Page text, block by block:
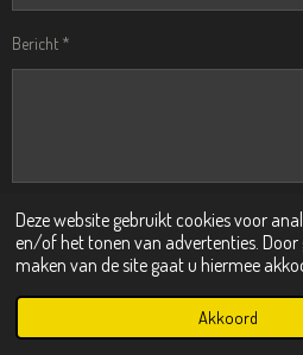
Deze website gebruikt cookies voor
en/of het tonen van advertenties. Door
maken van de site gaat u hiermee
Akkoord
Bericht *
VERSTUUR REACTIE
Reacties
Instagram